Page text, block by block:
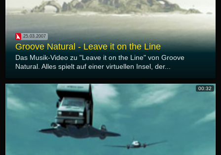
25.03.2007
Groove Natural - Leave it on the Line
Das Musik-Video zu "Leave it on the Line" von Groove
Natural. Alles spielt auf einer virtuellen Insel, der...
00:32